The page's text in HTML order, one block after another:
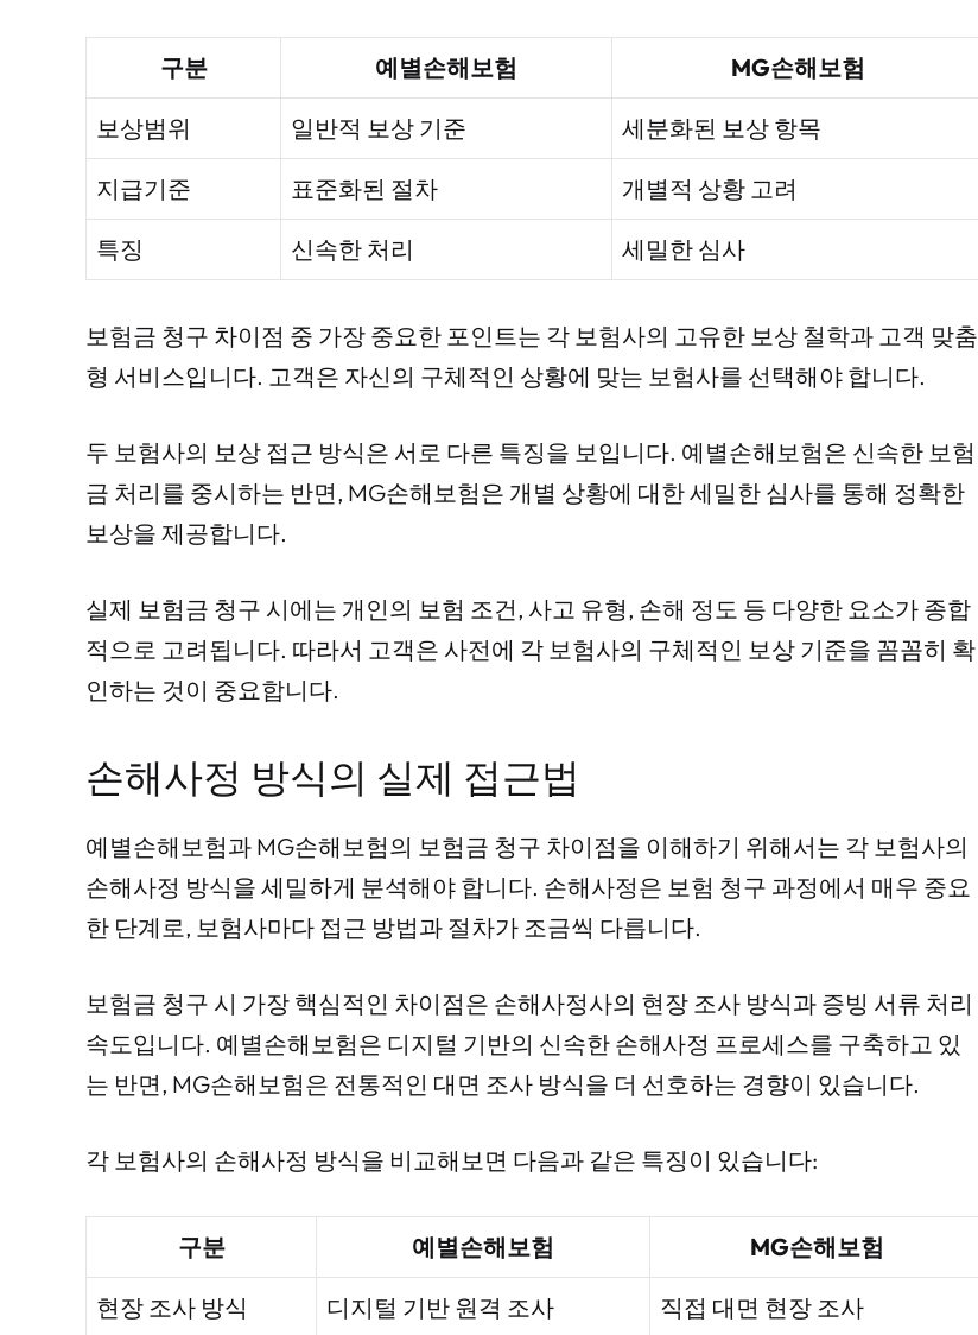
구분 예별손해보험 MG손해보험
보상범위 일반적 보상 기준 세분화된 보상 항목
지급기준 표준화된 절차 개별적 상황 고려
특징 신속한 처리 세밀한 심사
보험금 청구 차이점 중 가장 중요한 포인트는 각 보험사의 고유한 보상 철학과 고객 맞춤
형 서비스입니다. 고객은 자신의 구체적인 상황에 맞는 보험사를 선택해야 합니다.
두 보험사의 보상 접근 방식은 서로 다른 특징을 보입니다. 예별손해보험은 신속한 보험
금 처리를 중시하는 반면, MG손해보험은 개별 상황에 대한 세밀한 심사를 통해 정확한
보상을 제공합니다.
실제 보험금 청구 시에는 개인의 보험 조건, 사고 유형, 손해 정도 등 다양한 요소가 종합
적으로 고려됩니다. 따라서 고객은 사전에 각 보험사의 구체적인 보상 기준을 꼼꼼히 확
인하는 것이 중요합니다.
손해사정 방식의 실제 접근법
예별손해보험과 MG손해보험의 보험금 청구 차이점을 이해하기 위해서는 각 보험사의
손해사정 방식을 세밀하게 분석해야 합니다. 손해사정은 보험 청구 과정에서 매우 중요
한 단계로, 보험사마다 접근 방법과 절차가 조금씩 다릅니다.
보험금 청구 시 가장 핵심적인 차이점은 손해사정사의 현장 조사 방식과 증빙 서류 처리
속도입니다. 예별손해보험은 디지털 기반의 신속한 손해사정 프로세스를 구축하고 있
는 반면, MG손해보험은 전통적인 대면 조사 방식을 더 선호하는 경향이 있습니다.
각 보험사의 손해사정 방식을 비교해보면 다음과 같은 특징이 있습니다:
구분 예별손해보험 MG손해보험
현장 조사 방식 디지털 기반 원격 조사 직접 대면 현장 조사